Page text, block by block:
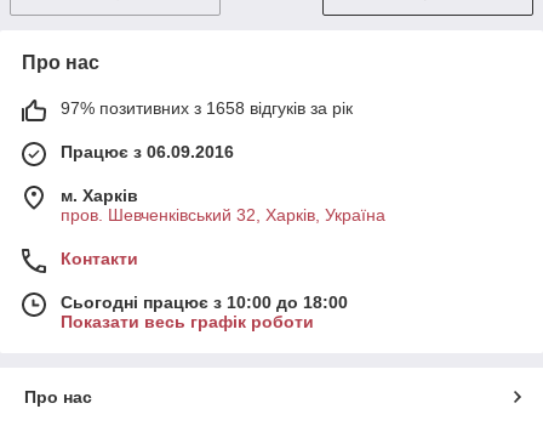
Про нас
97% позитивних з 1658 відгуків за рік
Працює з 06.09.2016
м. Харків
пров. Шевченківський 32, Харків, Україна
Контакти
Сьогодні працює з 10:00 до 18:00
Показати весь графік роботи
Про нас